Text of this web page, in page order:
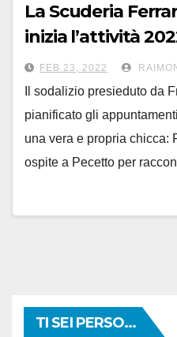
La Scuderia
inizia l’attività
nuove vetture
Vandone
FEB 23, 2022
Il sodalizio presieduto da
pianificato gli
una vera e propria chicca:
ospite a Pecetto per
TI SEI PERSO...